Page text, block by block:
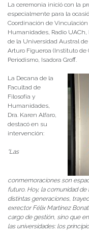
La ceremonia inició con la
especialmente para la
Coordinación de
Humanidades, Radio
de la Universidad Austral
Arturo Figueroa (Instituto
Periodismo, Isadora Groff.
La Decana de la
Facultad de
Filosofía y
Humanidades,
Dra. Karen Alfaro,
destacó en su
intervención:
“Las
conmemoraciones son
futuro. Hoy, la comunidad de
distintas generaciones,
exrector Félix Martínez
cargo de gestión, sino que
las universidades: los